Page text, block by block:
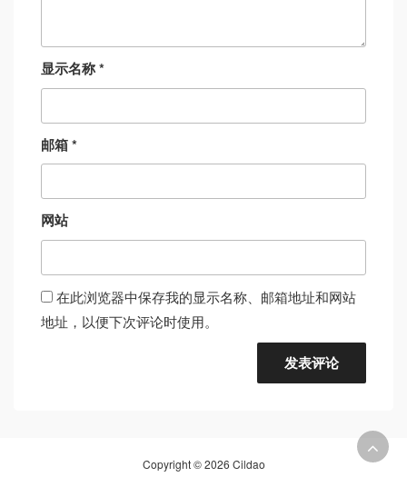
显示名称*
邮箱*
网站
在此浏览器中保存我的显示名称、邮箱地址和网站
地址，以便下次评论时使用。
Copyright © 2026 Cildao